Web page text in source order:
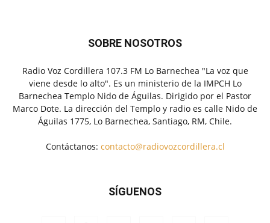
SOBRE NOSOTROS
Radio Voz Cordillera 107.3 FM Lo Barnechea "La voz que
viene desde lo alto". Es un ministerio de la IMPCH Lo
Barnechea Templo Nido de Águilas. Dirigido por el Pastor
Marco Dote. La dirección del Templo y radio es calle Nido de
Águilas 1775, Lo Barnechea, Santiago, RM, Chile.
Contáctanos: contacto@radiovozcordillera.cl
SÍGUENOS